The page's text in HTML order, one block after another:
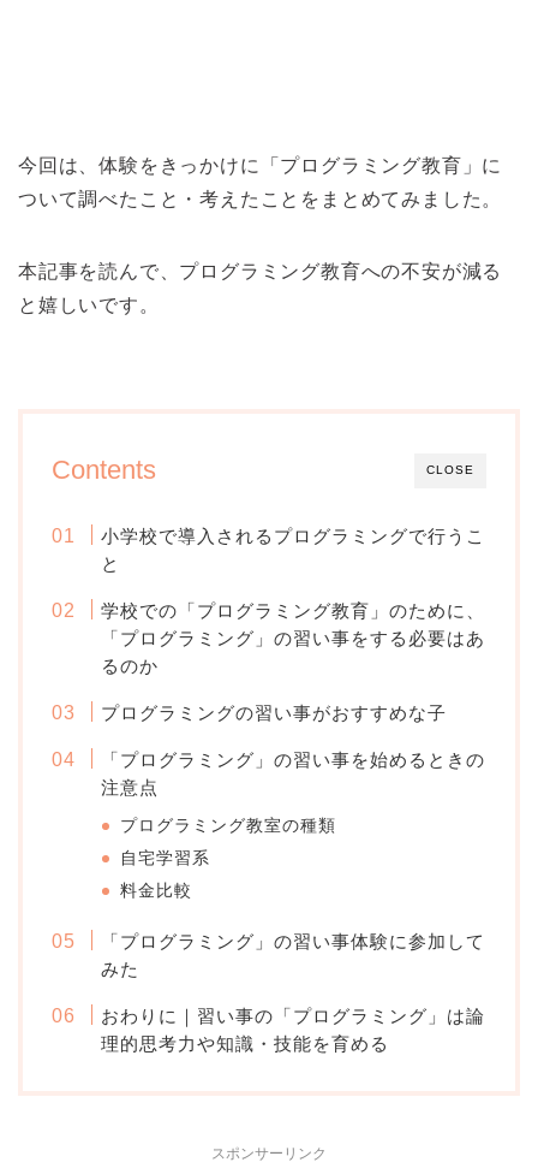
今回は、体験をきっかけに「プログラミング教育」に
ついて調べたこと・考えたことをまとめてみました。
本記事を読んで、プログラミング教育への不安が減る
と嬉しいです。
CLOSE
Contents
小学校で導入されるプログラミングで行うこ
と
学校での「プログラミング教育」のために、
「プログラミング」の習い事をする必要はあ
るのか
プログラミングの習い事がおすすめな子
「プログラミング」の習い事を始めるときの
注意点
プログラミング教室の種類
自宅学習系
料金比較
「プログラミング」の習い事体験に参加して
みた
おわりに｜習い事の「プログラミング」は論
理的思考力や知識・技能を育める
スポンサーリンク